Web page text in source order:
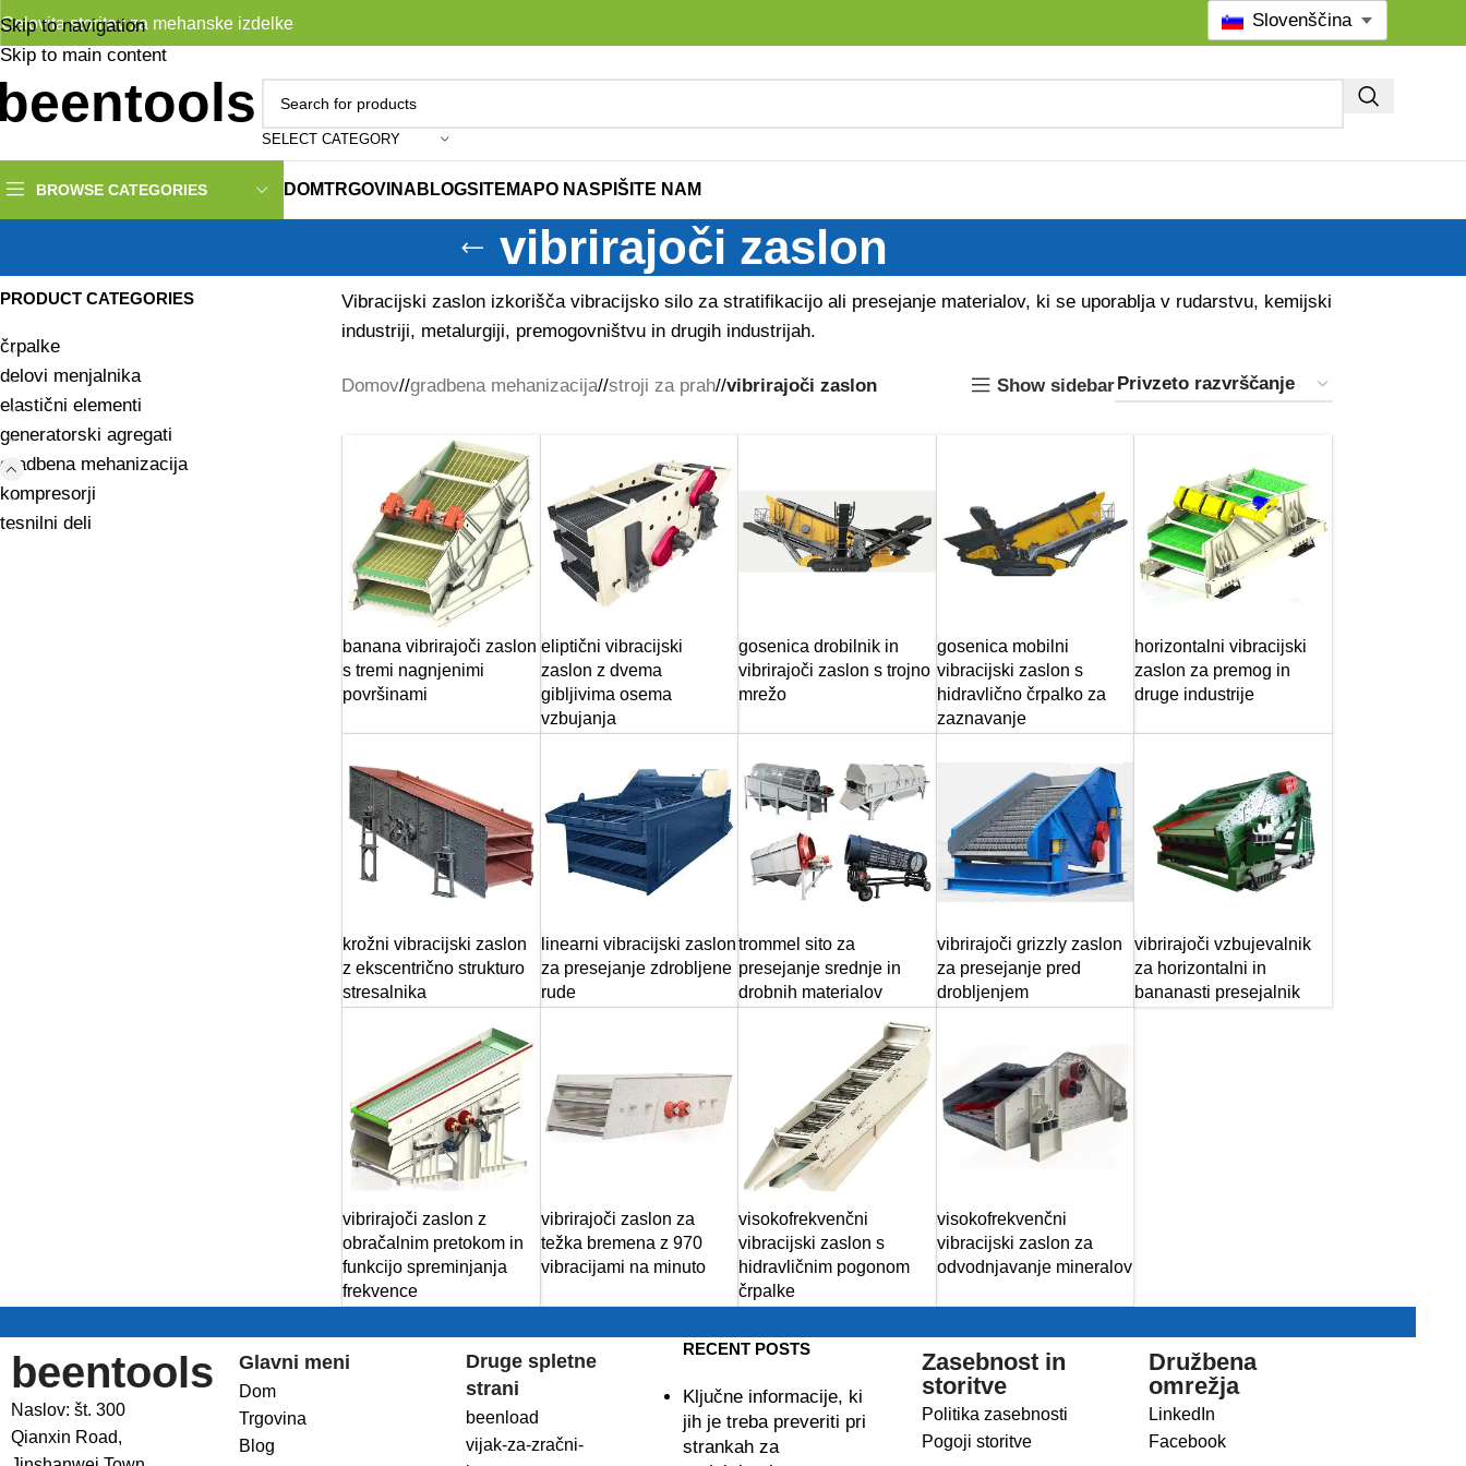
Skip to navigation
Skip to main content
Celovita storitev za mehanske izdelke
SELECT CATEGORY
BROWSE CATEGORIES DOMTRGOVINA BLOGSITEMAPO NAS PIŠITE NAM
Slovenščina
vibrirajoči zaslon
PRODUCT CATEGORIES
črpalke
delovi menjalnika
elastični elementi
generatorski agregati
gradbena mehanizacija
kompresorji
tesnilni deli
Vibracijski zaslon izkorišča vibracijsko silo za stratifikacijo ali presejanje materialov, ki se uporablja v rudarstvu, kemijski
industriji, metalurgiji, premogovništvu in drugih industrijah.
Domov/ gradbena mehanizacija/ stroji za prah/ vibrirajoči zaslon Show sidebar
banana vibrirajoči zaslon
s tremi nagnjenimi
površinami
eliptični vibracijski
zaslon z dvema
gibljivima osema
vzbujanja
gosenica drobilnik in
vibrirajoči zaslon s trojno
mrežo
gosenica mobilni
vibracijski zaslon s
hidravlično črpalko za
zaznavanje
horizontalni vibracijski
zaslon za premog in
druge industrije
krožni vibracijski zaslon
z ekscentrično strukturo
stresalnika
linearni vibracijski zaslon
za presejanje zdrobljene
rude
trommel sito za
presejanje srednje in
drobnih materialov
vibrirajoči grizzly zaslon
za presejanje pred
drobljenjem
vibrirajoči vzbujevalnik
za horizontalni in
bananasti presejalnik
vibrirajoči zaslon z
obračalnim pretokom in
funkcijo spreminjanja
frekvence
vibrirajoči zaslon za
težka bremena z 970
vibracijami na minuto
visokofrekvenčni
vibracijski zaslon s
hidravličnim pogonom
črpalke
visokofrekvenčni
vibracijski zaslon za
odvodnjavanje mineralov
beentools
Naslov: št. 300
Qianxin Road,
Glavni meni
Dom
Trgovina
Blog
Druge spletne
strani
beenload
vijak-za-zračni-
RECENT POSTS
Ključne informacije, ki
jih je treba preveriti pri
strankah za
Zasebnost in
storitve
Politika zasebnosti
Pogoji storitve
Družbena
omrežja
LinkedIn
Facebook